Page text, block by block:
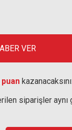
VER
puan
siparişler aynı